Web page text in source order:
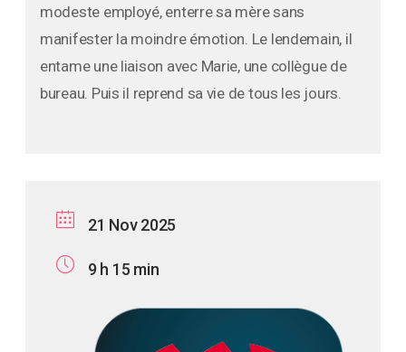
modeste employé, enterre sa mère sans
manifester la moindre émotion. Le lendemain, il
entame une liaison avec Marie, une collègue de
bureau. Puis il reprend sa vie de tous les jours.
21 Nov 2025
9 h 15 min